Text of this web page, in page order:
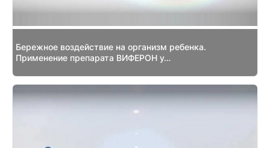
Бережное воздействие на организм ребенка.
Применение препарата ВИФЕРОН у…